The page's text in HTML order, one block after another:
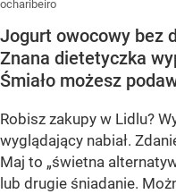
ocharibeiro
Jogurt owocowy bez
Znana dietetyczka
Śmiało możesz
Robisz zakupy w Lidlu?
wyglądający nabiał.
Maj to „świetna
lub drugie śniadanie.